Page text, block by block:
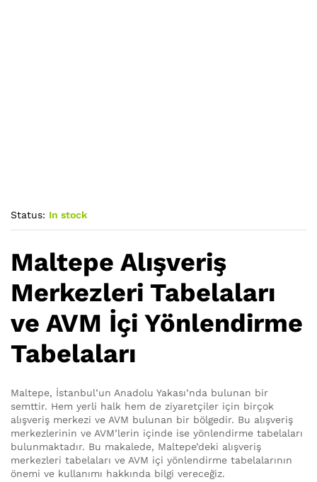
Status: In stock
Maltepe Alışveriş
Merkezleri Tabelaları
ve AVM İçi Yönlendirme
Tabelaları
Maltepe, İstanbul’un Anadolu Yakası’nda bulunan bir
semttir. Hem yerli halk hem de ziyaretçiler için birçok
alışveriş merkezi ve AVM bulunan bir bölgedir. Bu alışveriş
merkezlerinin ve AVM’lerin içinde ise yönlendirme tabelaları
bulunmaktadır. Bu makalede, Maltepe’deki alışveriş
merkezleri tabelaları ve AVM içi yönlendirme tabelalarının
önemi ve kullanımı hakkında bilgi vereceğiz.